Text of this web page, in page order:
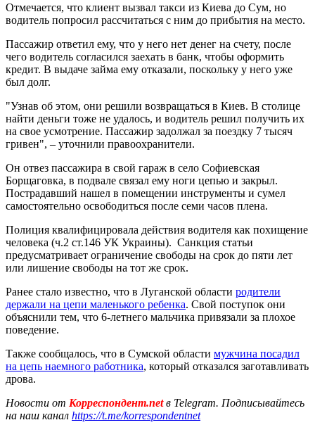
Отмечается, что клиент вызвал такси из Киева до Сум, но
водитель попросил рассчитаться с ним до прибытия на место.
Пассажир ответил ему, что у него нет денег на счету, после
чего водитель согласился заехать в банк, чтобы оформить
кредит. В выдаче займа ему отказали, поскольку у него уже
был долг.
"Узнав об этом, они решили возвращаться в Киев. В столице
найти деньги тоже не удалось, и водитель решил получить их
на свое усмотрение. Пассажир задолжал за поездку 7 тысяч
гривен", – уточнили правоохранители.
Он отвез пассажира в свой гараж в село Софиевская
Борщаговка, в подвале связал ему ноги цепью и закрыл.
Пострадавший нашел в помещении инструменты и сумел
самостоятельно освободиться после семи часов плена.
Полиция квалифицировала действия водителя как похищение
человека (ч.2 ст.146 УК Украины). Санкция статьи
предусматривает ограничение свободы на срок до пяти лет
или лишение свободы на тот же срок.
Ранее стало известно, что в Луганской области родители
держали на цепи маленького ребенка. Свой поступок они
объяснили тем, что 6-летнего мальчика привязали за плохое
поведение.
Также сообщалось, что в Сумской области мужчина посадил
на цепь наемного работника, который отказался заготавливать
дрова.
Новости от Корреспондент.netв Telegram. Подписывайтесь
на наш канал https://t.me/korrespondentnet